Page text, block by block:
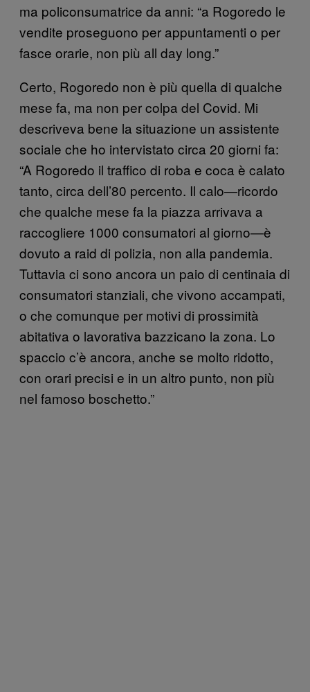
ma policonsumatrice da anni: “a Rogoredo le
vendite proseguono per appuntamenti o per
fasce orarie, non più all day long.”
Certo, Rogoredo non è più quella di qualche
mese fa, ma non per colpa del Covid. Mi
descriveva bene la situazione un assistente
sociale che ho intervistato circa 20 giorni fa:
“A Rogoredo il traffico di roba e coca è calato
tanto, circa dell’80 percento. Il calo—ricordo
che qualche mese fa la piazza arrivava a
raccogliere 1000 consumatori al giorno—è
dovuto a raid di polizia, non alla pandemia.
Tuttavia ci sono ancora un paio di centinaia di
consumatori stanziali, che vivono accampati,
o che comunque per motivi di prossimità
abitativa o lavorativa bazzicano la zona. Lo
spaccio c’è ancora, anche se molto ridotto,
con orari precisi e in un altro punto, non più
nel famoso boschetto.”